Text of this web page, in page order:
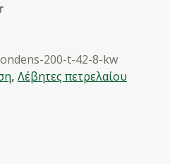
200-t-42-8-kw
, Λέβητες πετρελαίου